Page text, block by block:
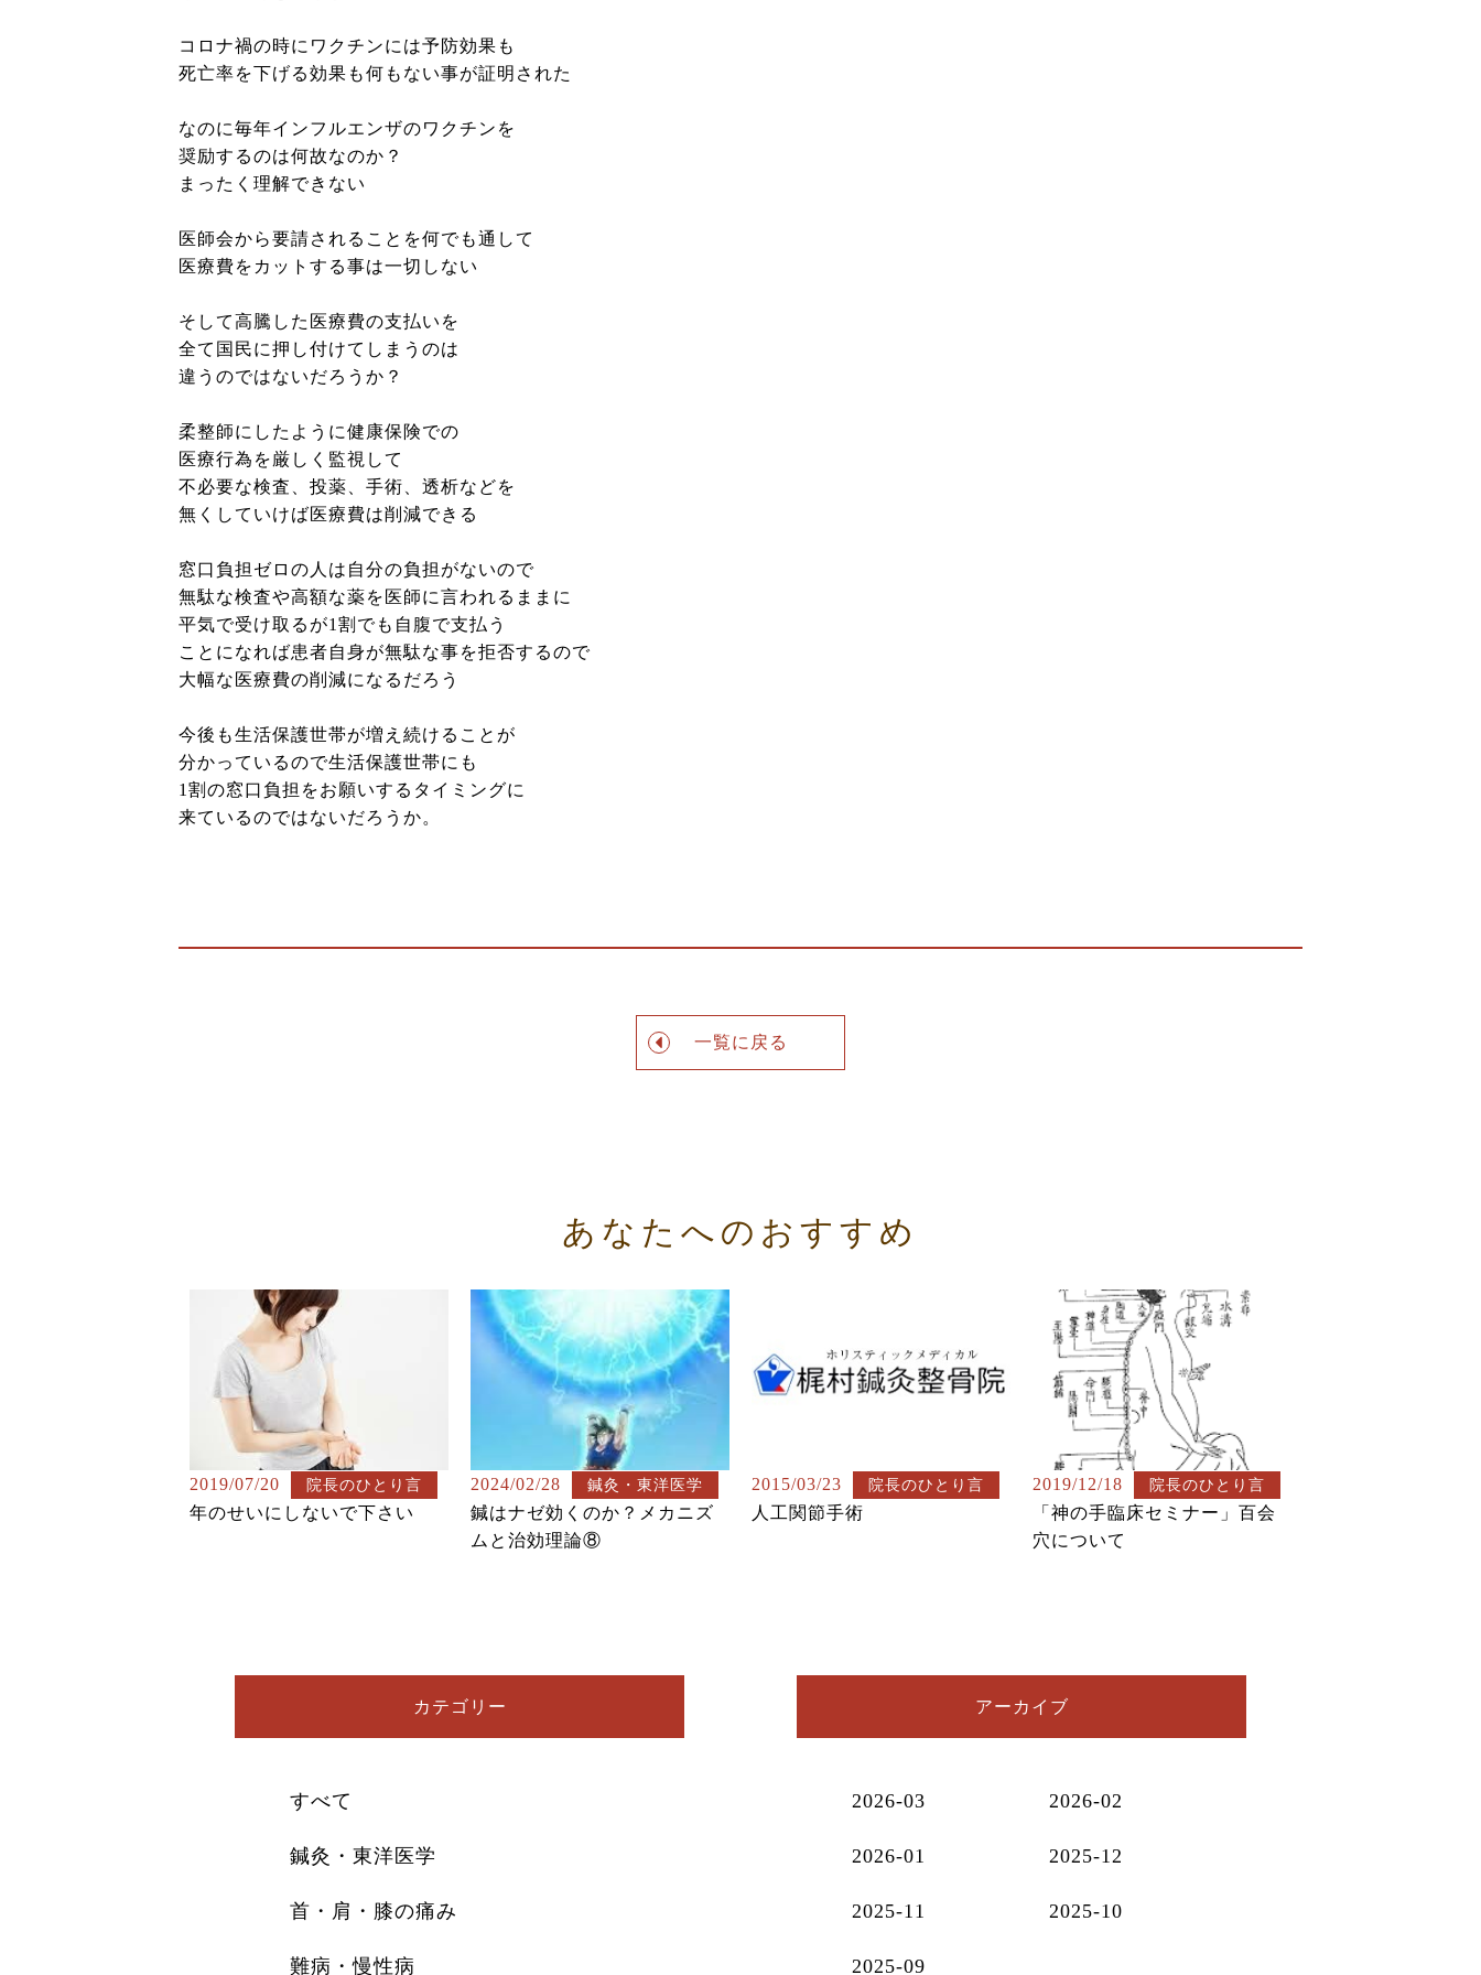
コロナ禍の時にワクチンには予防効果も
死亡率を下げる効果も何もない事が証明された
なのに毎年インフルエンザのワクチンを
奨励するのは何故なのか？
まったく理解できない
医師会から要請されることを何でも通して
医療費をカットする事は一切しない
そして高騰した医療費の支払いを
全て国民に押し付けてしまうのは
違うのではないだろうか？
柔整師にしたように健康保険での
医療行為を厳しく監視して
不必要な検査、投薬、手術、透析などを
無くしていけば医療費は削減できる
窓口負担ゼロの人は自分の負担がないので
無駄な検査や高額な薬を医師に言われるままに
平気で受け取るが1割でも自腹で支払う
ことになれば患者自身が無駄な事を拒否するので
大幅な医療費の削減になるだろう
今後も生活保護世帯が増え続けることが
分かっているので生活保護世帯にも
1割の窓口負担をお願いするタイミングに
来ているのではないだろうか。
一覧に戻る
あなたへのおすすめ
2019/07/20 院長のひとり言
年のせいにしないで下さい
2024/02/28 鍼灸・東洋医学
鍼はナゼ効くのか？メカニズ
ムと治効理論⑧
2015/03/23 院長のひとり言
人工関節手術
2019/12/18 院長のひとり言
「神の手臨床セミナー」百会
穴について
カテゴリー
すべて
鍼灸・東洋医学
首・肩・膝の痛み
難病・慢性病
アーカイブ
2026-03 2026-02
2026-01 2025-12
2025-11 2025-10
2025-09